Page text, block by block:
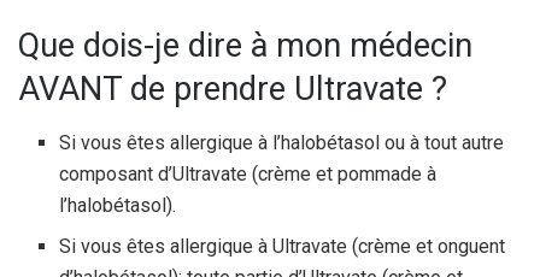
Que dois-je dire à mon médecin
AVANT de prendre Ultravate ?
Si vous êtes allergique à l’halobétasol ou à tout autre
composant d’Ultravate (crème et pommade à
l’halobétasol).
Si vous êtes allergique à Ultravate (crème et onguent